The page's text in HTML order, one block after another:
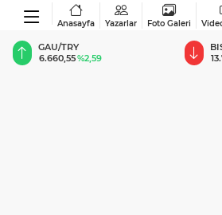
Anasayfa Yazarlar Foto Galeri
BIST 100
13.779,39%-0,14